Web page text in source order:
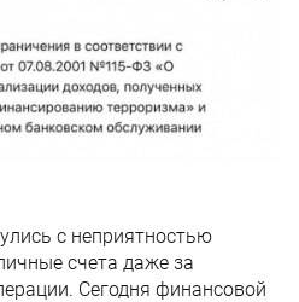
с неприятностью
счета даже за
Сегодня финансовой